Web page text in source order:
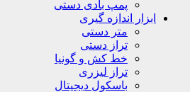
پمپ بادی دستی
ابزار اندازه گیری
متر دستی
تراز دستی
خط کش و گونیا
تراز لیزری
باسکول دیجیتال